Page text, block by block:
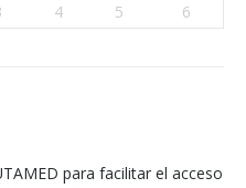
4 5 6
para facilitar el acceso